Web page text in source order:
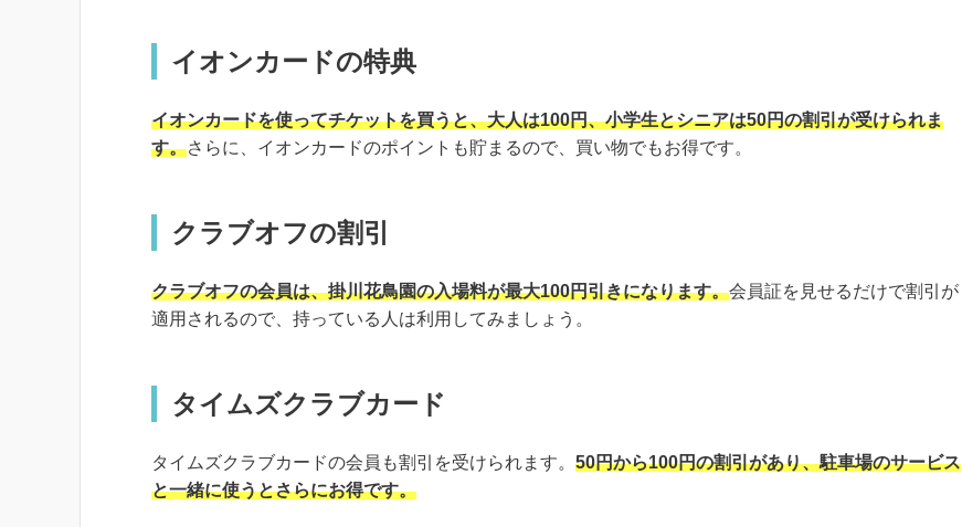
イオンカードの特典
イオンカードを使ってチケットを買うと、大人は100円、小学生とシニアは50円の割引が受けられま
す。さらに、イオンカードのポイントも貯まるので、買い物でもお得です。
クラブオフの割引
クラブオフの会員は、掛川花鳥園の入場料が最大100円引きになります。会員証を見せるだけで割引が
適用されるので、持っている人は利用してみましょう。
タイムズクラブカード
タイムズクラブカードの会員も割引を受けられます。 50円から100円の割引があり、駐車場のサービス
と一緒に使うとさらにお得です。